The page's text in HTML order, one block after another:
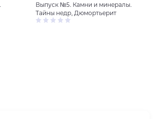
Выпуск №5. Камни и минералы.
Тайны недр, Дюмортьерит